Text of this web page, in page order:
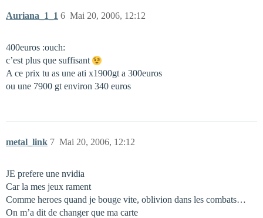
Auriana_1_1 Mai 20, 2006, 12:12
6
400euros :ouch:
c’est plus que suffisant
A ce prix tu as une ati x1900gt a 300euros
ou une 7900 gt environ 340 euros
metal_link Mai 20, 2006, 12:12
7
JE prefere une nvidia
Car la mes jeux rament
Comme heroes quand je bouge vite, oblivion dans les combats…
On m’a dit de changer que ma carte